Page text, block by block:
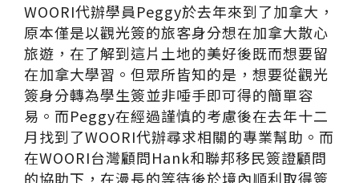
WOORI代辦學員Peggy於去年來到了加拿大，
原本僅是以觀光簽的旅客身分想在加拿大散心
旅遊，在了解到這片土地的美好後既而想要留
在加拿大學習。但眾所皆知的是，想要從觀光
簽身分轉為學生簽並非唾手即可得的簡單容
易。而Peggy在經過謹慎的考慮後在去年十二
月找到了WOORI代辦尋求相關的專業幫助。而
在WOORI台灣顧問Hank和聯邦移民簽證顧問
的協助下，在漫長的等待後於境內順利取得簽